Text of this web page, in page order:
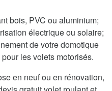
bois, PVC ou aluminium;
électrique ou solaire;
de votre domotique
les volets motorisés.
en neuf ou en rénovation,